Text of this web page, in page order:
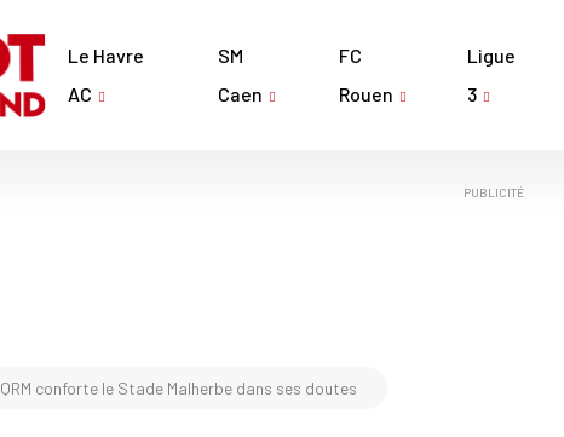
Le Havre
AC
SM
Caen
FC
Rouen
Ligue
3
PUBLICITÉ
QRM conforte le Stade Malherbe dans ses doutes